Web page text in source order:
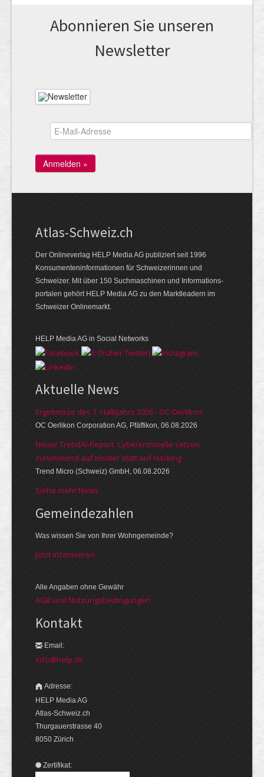
Abonnieren Sie unseren
News­letter
Atlas-Schweiz.ch
Der Onlineverlag HELP Media AG publiziert seit 1996
Konsumenten­infor­mationen für Schwei­zerinnen und
Schweizer. Mit über 150 Such­ma­schinen und Infor­mations­
portalen gehört HELP Media AG zu den Markt­leadern im
Schweizer Onlinemarkt.
HELP Media AG in Social Networks
Aktuelle News
Ergebnisse des 1. Halbjahrs 2026 - OC Oerlikon
OC Oerlikon Corporation AG, Pfäffikon, 06.08.2026
Neuer TrendAI-Report: Cyberkriminelle setzen
zunehmend auf Insider statt auf Hacking
Trend Micro (Schweiz) GmbH, 06.08.2026
Siehe mehr News
Gemeinde­zahlen
Was wissen Sie von Ihrer Wohngemeinde?
Jetzt informieren
Alle Angaben ohne Gewähr
AGB und Nutzungsbedingungen
Kontakt
Email:
info@help.ch
Adresse:
HELP Media AG
Atlas-Schweiz.ch
Thurgauerstrasse 40
8050 Zürich
Zertifikat: